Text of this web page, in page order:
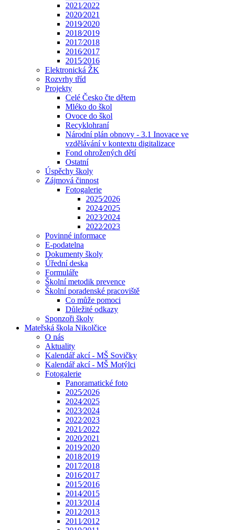
2021⁄2022
2020⁄2021
2019⁄2020
2018⁄2019
2017⁄2018
2016⁄2017
2015⁄2016
Elektronická ŽK
Rozvrhy tříd
Projekty
Celé Česko čte dětem
Mléko do škol
Ovoce do škol
Recyklohraní
Národní plán obnovy - 3.1 Inovace ve
vzdělávání v kontextu digitalizace
Fond ohrožených dětí
Ostatní
Úspěchy školy
Zájmová činnost
Fotogalerie
2025⁄2026
2024⁄2025
2023⁄2024
2022⁄2023
Povinné informace
E-podatelna
Dokumenty školy
Úřední deska
Formuláře
Školní metodik prevence
Školní poradenské pracoviště
Co může pomoci
Důležité odkazy
Sponzoři školy
Mateřská škola Nikolčice
O nás
Aktuality
Kalendář akcí - MŠ Sovičky
Kalendář akcí - MŠ Motýlci
Fotogalerie
Panoramatické foto
2025⁄2026
2024⁄2025
2023⁄2024
2022⁄2023
2021⁄2022
2020⁄2021
2019⁄2020
2018⁄2019
2017⁄2018
2016⁄2017
2015⁄2016
2014⁄2015
2013⁄2014
2012⁄2013
2011⁄2012